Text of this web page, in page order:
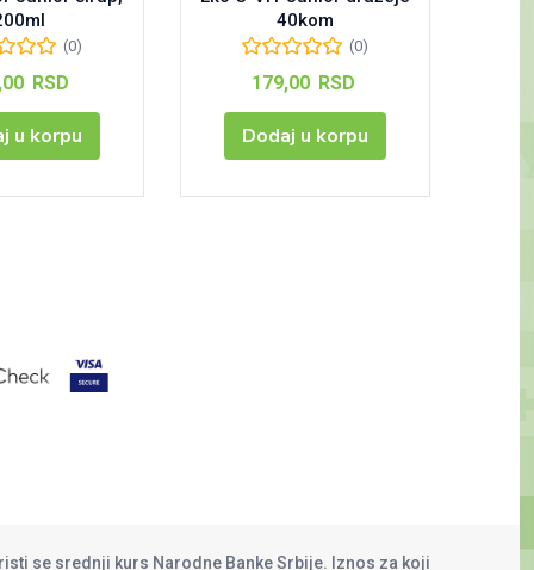
(0)
RSD
u korpu
40kom
(0)
179,00 RSD
Dodaj u korpu
se srednji kurs Narodne Banke Srbije. Iznos za koji